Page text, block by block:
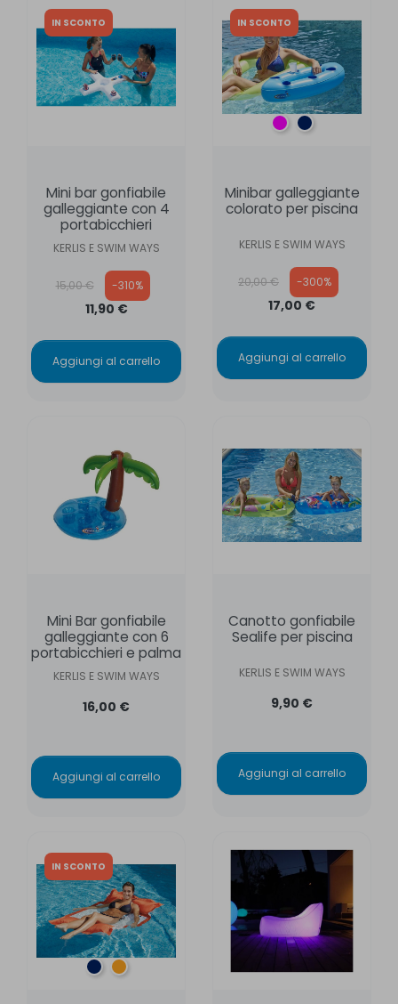
Mini bar gonfiabile
galleggiante con 4
portabicchieri
KERLIS E SWIM WAYS
Prezzo base
15,00 € -310%
11,90 €
Aggiungi al carrello
IN SCONTO
FucsiaOceano
Minibar galleggiante
colorato per piscina
KERLIS E SWIM WAYS
Prezzo base
20,00 € -300%
17,00 €
Aggiungi al carrello
IN SCONTO
Mini Bar gonfiabile
galleggiante con 6
portabicchieri e palma
KERLIS E SWIM WAYS
16,00 €
Aggiungi al carrello
Canotto gonfiabile
Sealife per piscina
KERLIS E SWIM WAYS
9,90 €
Aggiungi al carrello
OceanoArancione
IN SCONTO